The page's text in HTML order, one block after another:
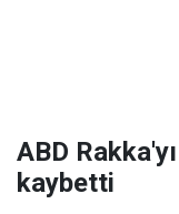
ABD
kaybetti